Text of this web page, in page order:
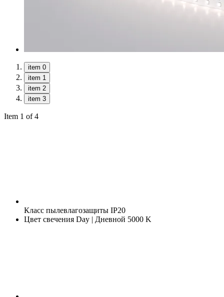
item 0
item 1
item 2
item 3
Item 1 of 4
Класс пылевлагозащиты IP20
Цвет свечения Day | Дневной 5000 K